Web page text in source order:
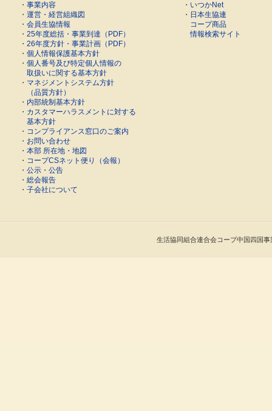
・ 事業内容
・ 運営・経営組織図
・ 会員生協情報
・ 25年度総括・事業到達（PDF）
・ 26年度方針・事業計画（PDF）
・ 個人情報保護基本方針
・ 個人番号及び特定個人情報の
取扱いに関する基本方針
・ マネジメントシステム方針
（品質方針）
・ 内部統制基本方針
・ カスタマーハラスメントに対する
基本方針
・ コンプライアンス窓口のご案内
・ お問い合わせ
・ 本部 所在地・地図
・ コープCSネット便り（会報）
・ 公示・公告
・ 総会報告
・ 子会社について
・ いつかNet
・ 日本生協連
コープ商品
情報検索サイト
生活協同組合連合会コープ中国四国